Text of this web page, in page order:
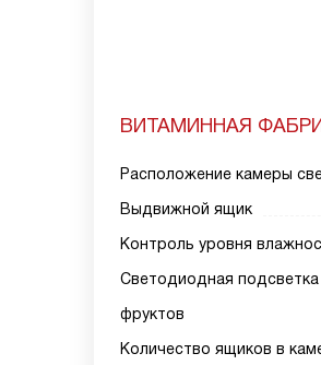
ВИТАМИННАЯ
Расположение камеры
Выдвижной ящик
Контроль уровня
Светодиодная
фруктов
Количество ящиков в